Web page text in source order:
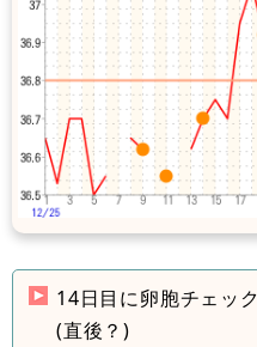
14日目に卵胞チェッ
(直後？)